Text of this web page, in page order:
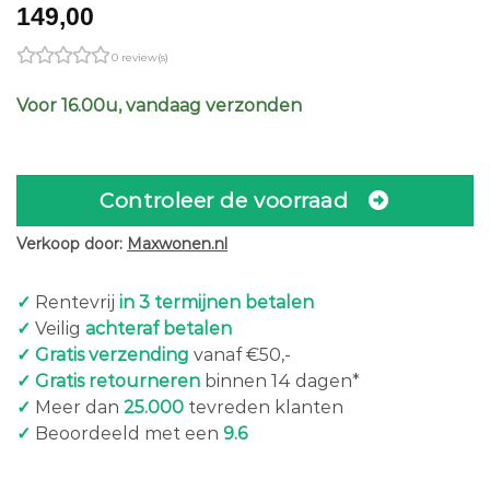
149,00
0 review(s)
Voor 16.00u, vandaag verzonden
Controleer de voorraad
Verkoop door: Maxwonen.nl
✓ Rentevrij in 3 termijnen betalen
✓ Veilig achteraf betalen
✓ Gratis verzending vanaf €50,-
✓ Gratis retourneren binnen 14 dagen*
✓ Meer dan 25.000 tevreden klanten
✓ Beoordeeld met een 9.6